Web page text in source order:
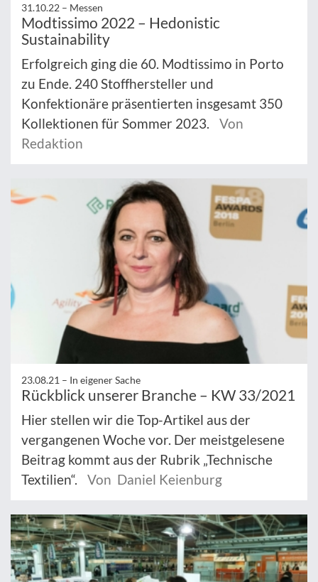
31.10.22 – Messen
Modtissimo 2022 – Hedonistic
Sustainability
Erfolgreich ging die 60. Modtissimo in Porto
zu Ende. 240 Stoffhersteller und
Konfektionäre präsentierten insgesamt 350
Kollektionen für Sommer 2023.
Von
Redaktion
23.08.21 – In eigener Sache
Rückblick unserer Branche – KW 33/2021
Hier stellen wir die Top-Artikel aus der
vergangenen Woche vor. Der meistgelesene
Beitrag kommt aus der Rubrik „Technische
Textilien“.
Von Daniel Keienburg